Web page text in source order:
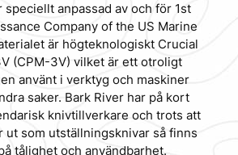
speciellt anpassad av och för 1st
Company of the US Marine
är högteknologiskt Crucial
(CPM-3V) vilket är ett otroligt
använt i verktyg och maskiner
saker. Bark River har på kort
knivtillverkare och trots att
ut som utställningsknivar så finns
tålighet och användbarhet.